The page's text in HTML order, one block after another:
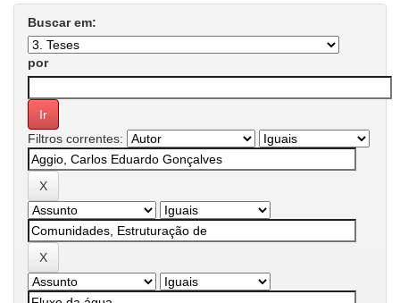
Buscar em:
por
Filtros correntes: